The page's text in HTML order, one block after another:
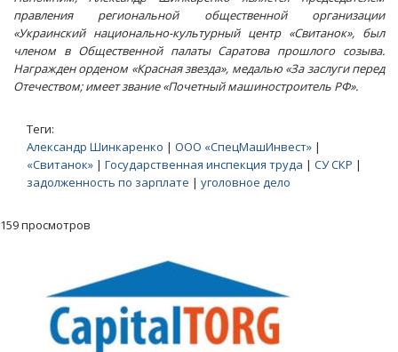
правления региональной общественной организации
«Украинский национально-культурный центр «Свитанок», был
членом в Общественной палаты Саратова прошлого созыва.
Награжден орденом «Красная звезда», медалью «За заслуги перед
Отечеством; имеет звание «Почетный машиностроитель РФ».
Теги:
Александр Шинкаренко | ООО «СпецМашИнвест» |
«Свитанок» | Государственная инспекция труда | СУ СКР |
задолженность по зарплате | уголовное дело
159 просмотров